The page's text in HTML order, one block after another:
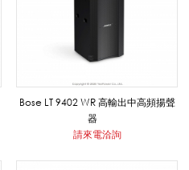
Bose LT 9402 WR 高輸出中高頻揚聲
器
請來電洽詢